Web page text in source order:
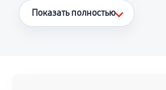
Что считается
Показать полностью